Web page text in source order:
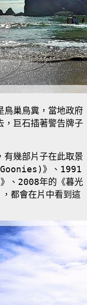
鳥巢鳥糞，當地政府
，巨石插著警告牌子
有幾部片子在此取景
》、 1991
》、 2008年的《暮光
，都會在片中看到這